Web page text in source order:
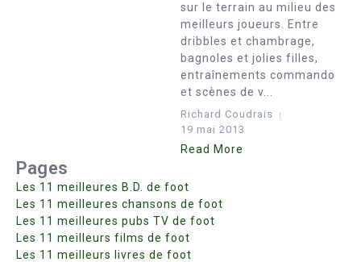
sur le terrain au milieu des
meilleurs joueurs. Entre
dribbles et chambrage,
bagnoles et jolies filles,
entraînements commando
et scènes de v...
Richard Coudrais
19 mai 2013
Read More
Pages
Les 11 meilleures B.D. de foot
Les 11 meilleures chansons de foot
Les 11 meilleures pubs TV de foot
Les 11 meilleurs films de foot
Les 11 meilleurs livres de foot